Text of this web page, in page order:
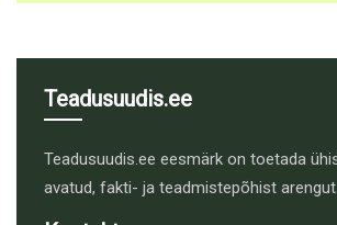
Teadusuudis.ee
Teadusuudis.ee eesmärk on toetada
avatud, fakti- ja teadmistepõhist arengut.